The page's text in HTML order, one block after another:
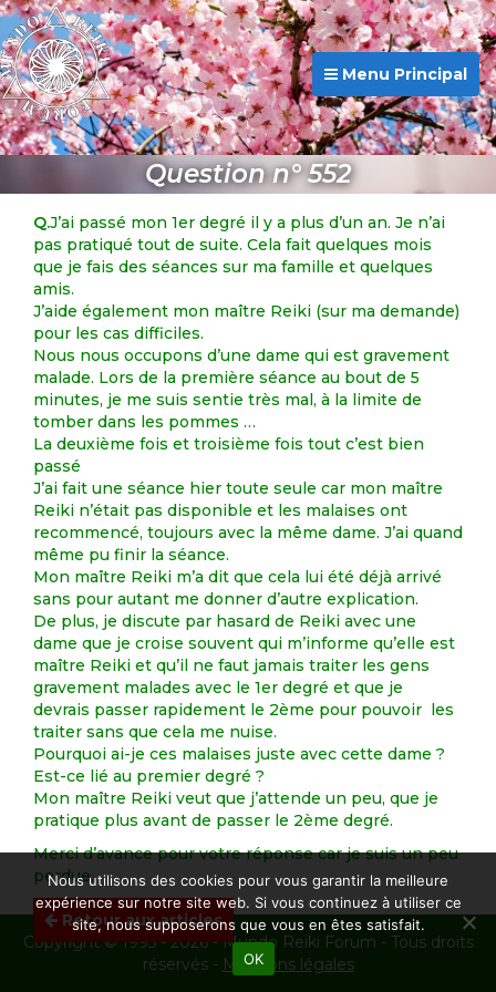
Menu Principal
Question n° 552
Retour aux articles
Q.J’ai passé mon 1er degré il y a plus d’un an. Je n’ai
pas pratiqué tout de suite. Cela fait quelques mois
que je fais des séances sur ma famille et quelques
amis.
J’aide également mon maître Reiki (sur ma demande)
pour les cas difficiles.
Nous nous occupons d’une dame qui est gravement
malade. Lors de la première séance au bout de 5
minutes, je me suis sentie très mal, à la limite de
tomber dans les pommes …
La deuxième fois et troisième fois tout c’est bien
passé
J’ai fait une séance hier toute seule car mon maître
Reiki n’était pas disponible et les malaises ont
recommencé, toujours avec la même dame. J’ai quand
même pu finir la séance.
Mon maître Reiki m’a dit que cela lui été déjà arrivé
sans pour autant me donner d’autre explication.
De plus, je discute par hasard de Reiki avec une
dame que je croise souvent qui m’informe qu’elle est
maître Reiki et qu’il ne faut jamais traiter les gens
gravement malades avec le 1er degré et que je
devrais passer rapidement le 2ème pour pouvoir les
traiter sans que cela me nuise.
Pourquoi ai-je ces malaises juste avec cette dame ?
Est-ce lié au premier degré ?
Mon maître Reiki veut que j’attende un peu, que je
pratique plus avant de passer le 2ème degré.
Merci d’avance pour votre réponse car je suis un peu
perdue.
Copyright © 1995 - 2026 - Mundo Reiki Forum - Tous droits
réservés - Mentions légales
Nous utilisons des cookies pour vous garantir la meilleure
expérience sur notre site web. Si vous continuez à utiliser ce
site, nous supposerons que vous en êtes satisfait.
OK